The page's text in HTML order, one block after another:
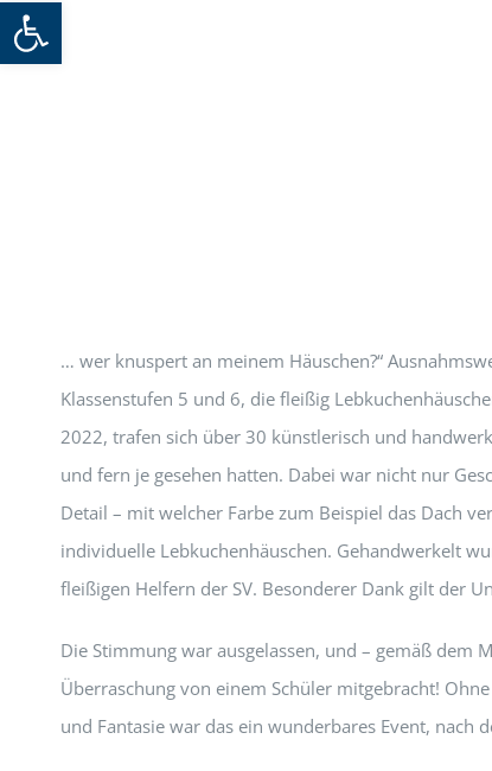
Werkzeugleiste öffnen
… wer knuspert an meinem Häuschen?“
Klassenstufen 5 und 6, die fleißig
2022, trafen sich über 30 künstlerisch und
und fern je gesehen hatten. Dabei war nicht nur
Detail – mit welcher Farbe zum Beispiel das Dach
individuelle Lebkuchenhäuschen. Gehandwerkelt
fleißigen Helfern der SV. Besonderer Dank gilt der
Die Stimmung war ausgelassen, und – gemäß dem
Überraschung von einem Schüler mitgebracht!
und Fantasie war das ein wunderbares Event,